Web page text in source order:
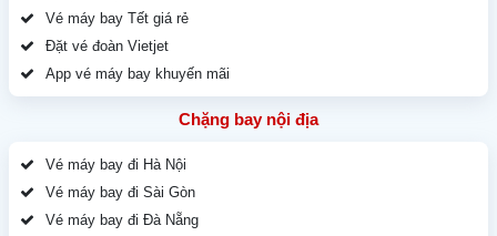
Vé máy bay Tết giá rẻ
Đặt vé đoàn Vietjet
App vé máy bay khuyến mãi
Chặng bay nội địa
Vé máy bay đi Hà Nội
Vé máy bay đi Sài Gòn
Vé máy bay đi Đà Nẵng